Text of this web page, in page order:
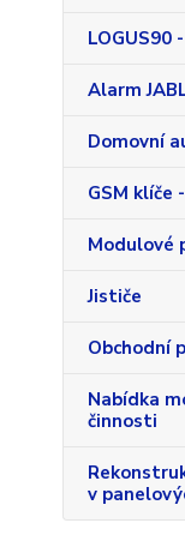
LOGUS90
Alarm
Domovní
GSM klíče
Modulové
Jističe
Obchodní
Nabídka
činnosti
v